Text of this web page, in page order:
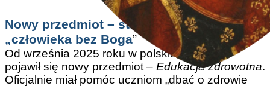
Nowy przedmiot – stary plan: wychować
„człowieka bez Boga”
Od września 2025 roku w polskich szkołach
pojawił się nowy przedmiot – Edukacja zdrowotna.
Oficjalnie miał pomóc uczniom „dbać o zdrowie